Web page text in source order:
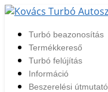
Ugrás
tartalomhoz
Turbó beazonosítás
Termékkereső
Turbó felújítás
Információ
Beszerelési útmutató